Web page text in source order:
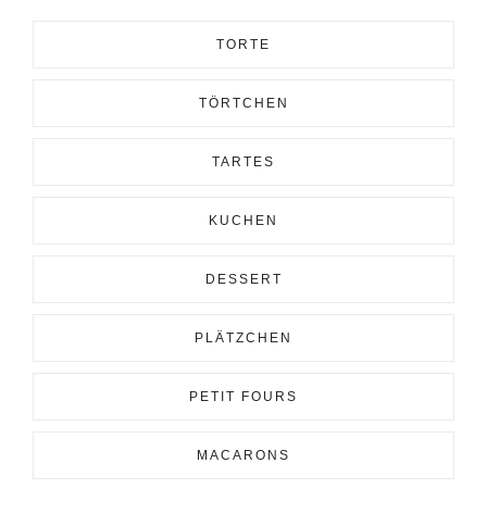
TORTE
TÖRTCHEN
TARTES
KUCHEN
DESSERT
PLÄTZCHEN
PETIT FOURS
MACARONS